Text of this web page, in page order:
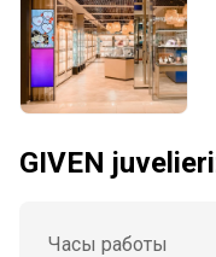
GIVEN
Часы работы